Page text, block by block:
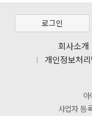
제31기 정기
[마일리지
로그인
회사소개
개인정보처
사업자 등